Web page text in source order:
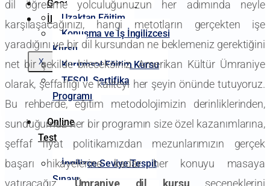
Google Yorumlarımız
İletişim
X
Uzaktan Eğitim
Konuşma ve İş İngilizcesi
Kursu
Kurumsal Eğitim Kursu
TESOL Sertifika
Programı
Online
Test
İngilizce Seviye Tespit
Sınavı
dil öğrenme yolculuğunuzun her adımında neyle
karşılaşacağınızı, hangi metotların gerçekten işe
yaradığını ve bir dil kursundan ne beklemeniz gerektiğini
net bir şekilde bileceksiniz. Amerikan Kültür Ümraniye
olarak, şeffaflığı ve kaliteyi her şeyin önünde tutuyoruz.
Bu rehberde, eğitim metodolojimizin derinliklerinden,
sunduğumuz her bir programın size özel kazanımlarına,
şeffaf fiyat politikamızdan mezunlarımızın gerçek
başarı hikayelerine kadar her konuyu masaya
yatıracağız.Ümraniye dil kursu seçeneklerini